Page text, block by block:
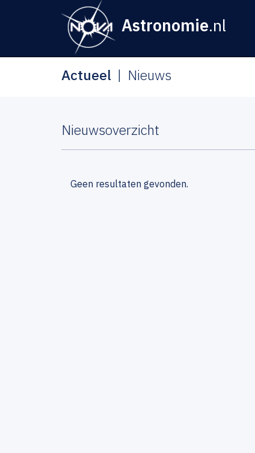
Astronomie.nl
Actueel Nieuws
Nieuwsoverzicht
Geen resultaten gevonden.